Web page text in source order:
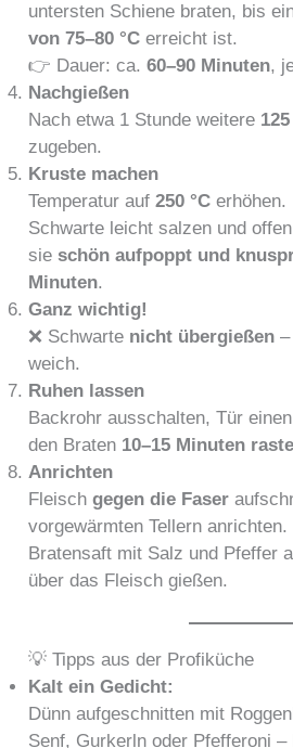
untersten Schiene braten, bis
von 75–80 °C erreicht ist.
👉 Dauer: ca.60–90 Minuten,
Nachgießen
Nach etwa 1 Stunde weitere
zugeben.
Kruste machen
Temperatur auf250 °C erhöhen.
Schwarte leicht salzen und
sieschön aufpoppt und
Minuten.
Ganz wichtig!
❌ Schwarte nicht übergießen
weich.
Ruhen lassen
Backrohr ausschalten, Tür
den Braten 10–15 Minuten
Anrichten
Fleischgegen die Faser
vorgewärmten Tellern anrichten.
Bratensaft mit Salz und Pfeffer
über das Fleisch gießen.
💡 Tipps aus der Profiküche
Kalt ein Gedicht:
Dünn aufgeschnitten mit
Senf, Gurkerln oder Pfefferoni